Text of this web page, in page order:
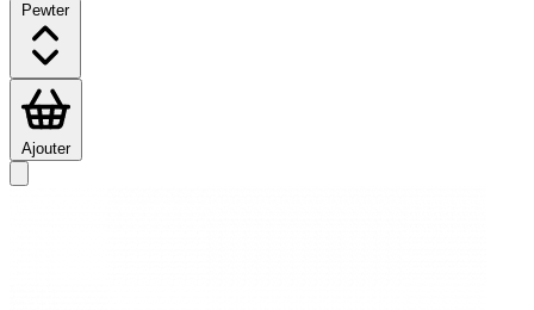
Pewter
Ajouter